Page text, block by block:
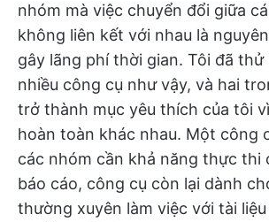
nhóm mà việc chuyển đổi giữa
không liên kết với nhau là
gây lãng phí thời gian. Tôi đã thử
nhiều công cụ như vậy, và hai
trở thành mục yêu thích của tôi
hoàn toàn khác nhau. Một công
các nhóm cần khả năng thực thi
báo cáo, công cụ còn lại dành
thường xuyên làm việc với tài